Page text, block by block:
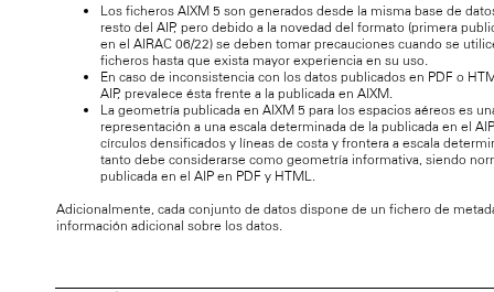
Los ficheros AIXM 5 son generados desde la misma base de
resto del AIP, pero debido a la novedad del formato (primera
en el AIRAC 06/22) se deben tomar precauciones cuando se
ficheros hasta que exista mayor experiencia en su uso.
En caso de inconsistencia con los datos publicados en PDF o
AIP, prevalece ésta frente a la publicada en AIXM.
La geometría publicada en AIXM 5 para los espacios aéreos es
representación a una escala determinada de la publicada en el
círculos densificados y líneas de costa y frontera a escala
tanto debe considerarse como geometría informativa, siendo
publicada en el AIP en PDF y HTML.
Adicionalmente, cada conjunto de datos dispone de un fichero de
información adicional sobre los datos.